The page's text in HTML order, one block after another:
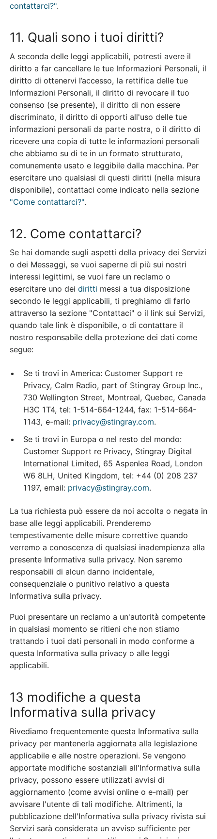
contattarci?".
11. Quali sono i tuoi diritti?
A seconda delle leggi applicabili, potresti avere il
diritto a far cancellare le tue Informazioni Personali, il
diritto di ottenervi l’accesso, la rettifica delle tue
Informazioni Personali, il diritto di revocare il tuo
consenso (se presente), il diritto di non essere
discriminato, il diritto di opporti all'uso delle tue
informazioni personali da parte nostra, o il diritto di
ricevere una copia di tutte le informazioni personali
che abbiamo su di te in un formato strutturato,
comunemente usato e leggibile dalla macchina. Per
esercitare uno qualsiasi di questi diritti (nella misura
disponibile), contattaci come indicato nella sezione
"Come contattarci?".
12. Come contattarci?
Se hai domande sugli aspetti della privacy dei Servizi
o dei Messaggi, se vuoi saperne di più sui nostri
interessi legittimi, se vuoi fare un reclamo o
esercitare uno dei diritti messi a tua disposizione
secondo le leggi applicabili, ti preghiamo di farlo
attraverso la sezione "Contattaci" o il link sui Servizi,
quando tale link è disponibile, o di contattare il
nostro responsabile della protezione dei dati come
segue:
Se ti trovi in America: Customer Support re
Privacy, Calm Radio, part of Stingray Group Inc.,
730 Wellington Street, Montreal, Quebec, Canada
H3C 1T4, tel: 1-514-664-1244, fax: 1-514-664-
1143, e-mail: privacy@stingray.com.
Se ti trovi in Europa o nel resto del mondo:
Customer Support re Privacy, Stingray Digital
International Limited, 65 Aspenlea Road, London
W6 8LH, United Kingdom, tel: +44 (0) 208 237
1197, email: privacy@stingray.com.
La tua richiesta può essere da noi accolta o negata in
base alle leggi applicabili. Prenderemo
tempestivamente delle misure correttive quando
verremo a conoscenza di qualsiasi inadempienza alla
presente Informativa sulla privacy. Non saremo
responsabili di alcun danno incidentale,
consequenziale o punitivo relativo a questa
Informativa sulla privacy.
Puoi presentare un reclamo a un'autorità competente
in qualsiasi momento se ritieni che non stiamo
trattando i tuoi dati personali in modo conforme a
questa Informativa sulla privacy o alle leggi
applicabili.
13 modifiche a questa
Informativa sulla privacy
Rivediamo frequentemente questa Informativa sulla
privacy per mantenerla aggiornata alla legislazione
applicabile e alle nostre operazioni. Se vengono
apportate modifiche sostanziali all'Informativa sulla
privacy, possono essere utilizzati avvisi di
aggiornamento (come avvisi online o e-mail) per
avvisare l'utente di tali modifiche. Altrimenti, la
pubblicazione dell'Informativa sulla privacy rivista sui
Servizi sarà considerata un avviso sufficiente per